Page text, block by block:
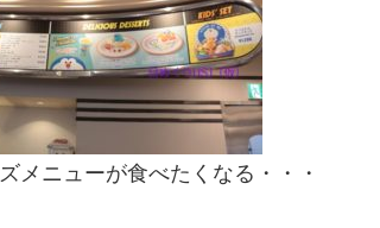
メニューが食べたくなる・・・